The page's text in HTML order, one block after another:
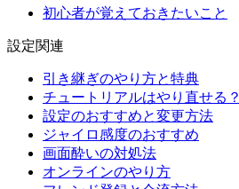
初心者が覚えておきたいこと
設定関連
引き継ぎのやり方と特典
チュートリアルはやり直せる？
設定のおすすめと変更方法
ジャイロ感度のおすすめ
画面酔いの対処法
オンラインのやり方